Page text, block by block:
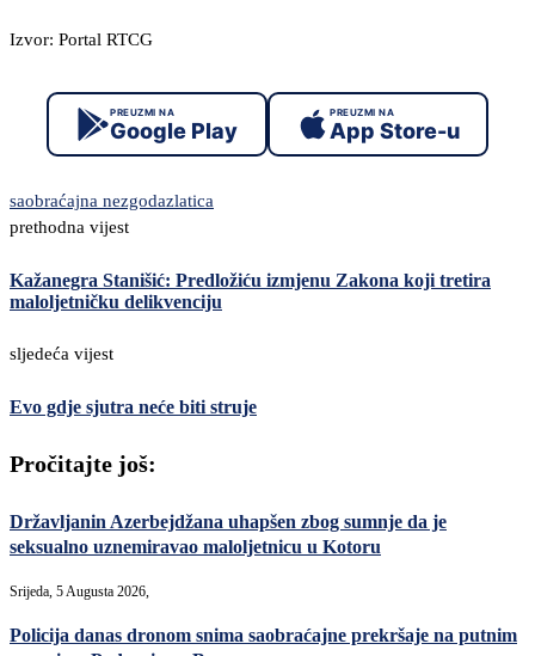
Izvor: Portal RTCG
PREUZMI NA
Google Play
PREUZMI NA
App Store-u
saobraćajna nezgodazlatica
prethodna vijest
Kažanegra Stanišić: Predložiću izmjenu Zakona koji tretira
maloljetničku delikvenciju
sljedeća vijest
Evo gdje sjutra neće biti struje
Pročitajte još:
Državljanin Azerbejdžana uhapšen zbog sumnje da je
seksualno uznemiravao maloljetnicu u Kotoru
Srijeda, 5 Augusta 2026,
Policija danas dronom snima saobraćajne prekršaje na putnim